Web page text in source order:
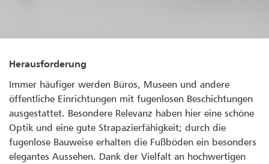
Herausforderung
Immer häufiger werden Büros, Museen und andere
öffentliche Einrichtungen mit fugenlosen Beschichtungen
ausgestattet. Besondere Relevanz haben hier eine schöne
Optik und eine gute Strapazierfähigkeit; durch die
fugenlose Bauweise erhalten die Fußböden ein besonders
elegantes Aussehen. Dank der Vielfalt an hochwertigen